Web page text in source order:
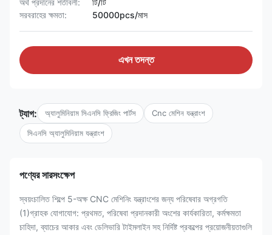
অর্থ প্রদানের শর্তাবলী:
টি/টি
সরবরাহের ক্ষমতা:
50000pcs/মাস
এখন তদন্ত
ট্যাগ: অ্যালুমিনিয়াম সিএনসি ফ্রিজিং পার্টস Cnc মেশিন যন্ত্রাংশ
সিএনসি অ্যালুমিনিয়াম যন্ত্রাংশ
পণ্যের সারসংক্ষেপ
স্বয়ংচালিত শিল্পে 5-অক্ষ CNC মেশিনিং যন্ত্রাংশের জন্য পরিষেবার অগ্রগতি
(1)গ্রাহক যোগাযোগ: প্রথমত, পরিষেবা প্রদানকারী অংশের কার্যকারিতা, কর্মক্ষমতা
চাহিদা, ব্যাচের আকার এবং ডেলিভারি টাইমলাইন সহ নির্দিষ্ট প্রকল্পের প্রয়োজনীয়তাগুলি